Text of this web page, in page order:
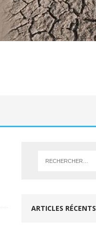
ARTICLES RÉCENTS